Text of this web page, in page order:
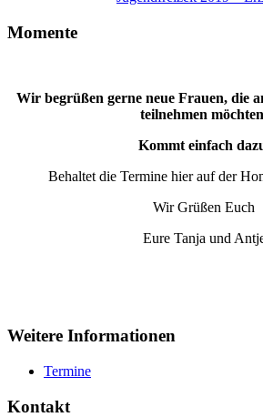
Momente
Wir begrüßen gerne neue Frauen, die
teilnehmen
Kommt einfach
Behaltet die Termine hier auf der
Wir Grüßen Euch
Eure Tanja und
Weitere Informationen
Termine
Kontakt